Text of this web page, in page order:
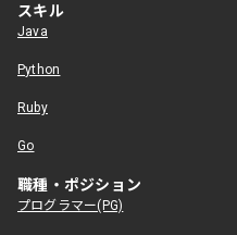
スキル
Java
Python
Ruby
Go
職種・ポジション
プログラマー(PG)